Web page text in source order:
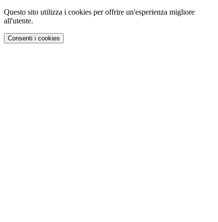
Questo sito utilizza i cookies per offrire un'esperienza migliore
all'utente.
Consenti i cookies